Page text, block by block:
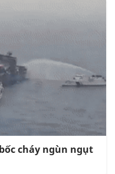
cháy ngùn ngụt